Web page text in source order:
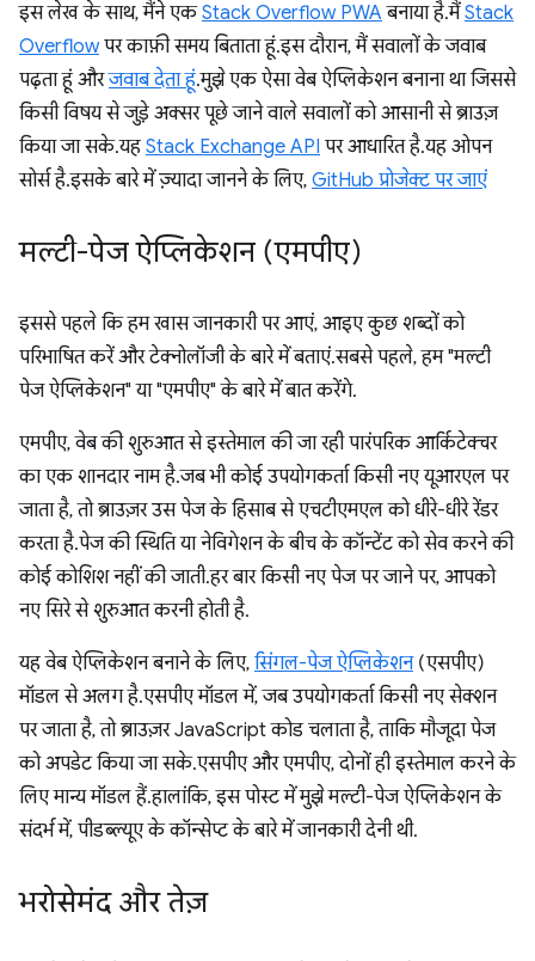
इस लेख के साथ, मैंने एकStack Overflow PWAबनाया है. मैंStack
Overflowपर काफ़ी समय बिताता हूं. इस दौरान, मैं सवालों के जवाब
पढ़ता हूं औरजवाब देता हूं. मुझे एक ऐसा वेब ऐप्लिकेशन बनाना था जिससे
किसी विषय से जुड़े अक्सर पूछे जाने वाले सवालों को आसानी से ब्राउज़
किया जा सके. यह Stack Exchange API पर आधारित है. यह ओपन
सोर्स है. इसके बारे में ज़्यादा जानने के लिए, GitHub प्रोजेक्ट पर जाएं
मल्टी-पेज ऐप्लिकेशन (एमपीए)
इससे पहले कि हम खास जानकारी पर आएं, आइए कुछ शब्दों को
परिभाषित करें और टेक्नोलॉजी के बारे में बताएं. सबसे पहले, हम "मल्टी
पेज ऐप्लिकेशन" या "एमपीए" के बारे में बात करेंगे.
एमपीए, वेब की शुरुआत से इस्तेमाल की जा रही पारंपरिक आर्किटेक्चर
का एक शानदार नाम है. जब भी कोई उपयोगकर्ता किसी नए यूआरएल पर
जाता है, तो ब्राउज़र उस पेज के हिसाब से एचटीएमएल को धीरे-धीरे रेंडर
करता है. पेज की स्थिति या नेविगेशन के बीच के कॉन्टेंट को सेव करने की
कोई कोशिश नहीं की जाती. हर बार किसी नए पेज पर जाने पर, आपको
नए सिरे से शुरुआत करनी होती है.
यह वेब ऐप्लिकेशन बनाने के लिए, सिंगल-पेज ऐप्लिकेशन(एसपीए)
मॉडल से अलग है. एसपीए मॉडल में, जब उपयोगकर्ता किसी नए सेक्शन
पर जाता है, तो ब्राउज़र JavaScript कोड चलाता है, ताकि मौजूदा पेज
को अपडेट किया जा सके. एसपीए और एमपीए, दोनों ही इस्तेमाल करने के
लिए मान्य मॉडल हैं. हालांकि, इस पोस्ट में मुझे मल्टी-पेज ऐप्लिकेशन के
संदर्भ में, पीडब्ल्यूए के कॉन्सेप्ट के बारे में जानकारी देनी थी.
भरोसेमंद और तेज़